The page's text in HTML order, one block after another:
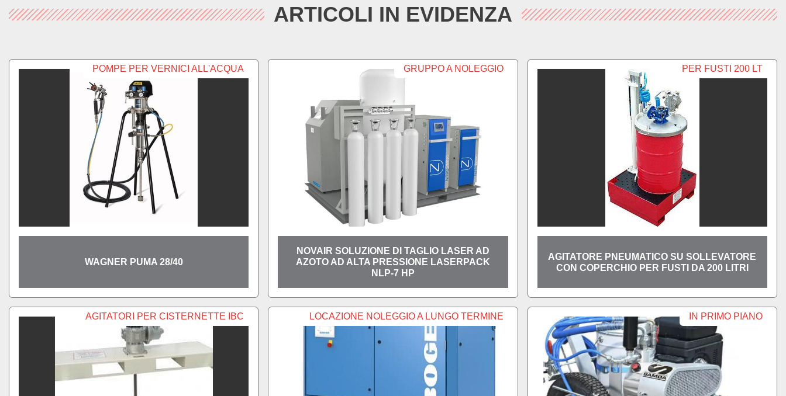
ARTICOLI IN EVIDENZA
POMPE PER VERNICI ALL'ACQUA
WAGNER PUMA 28/40
GRUPPO A NOLEGGIO
NOVAIR SOLUZIONE DI TAGLIO LASER AD
AZOTO AD ALTA PRESSIONE LASERPACK
NLP-7 HP
PER FUSTI 200 LT
AGITATORE PNEUMATICO SU SOLLEVATORE
CON COPERCHIO PER FUSTI DA 200 LITRI
AGITATORI PER CISTERNETTE IBC LOCAZIONE NOLEGGIO A LUNGO TERMINE IN PRIMO PIANO